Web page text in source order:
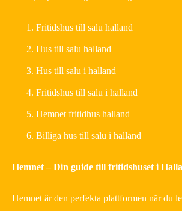
Fritidshus till salu halland
Hus till salu halland
Hus till salu i halland
Fritidshus till salu i halland
Hemnet fritidhus halland
Billiga hus till salu i halland
Hemnet – Din guide till fritidshuset i
Hemnet är den perfekta plattformen när du